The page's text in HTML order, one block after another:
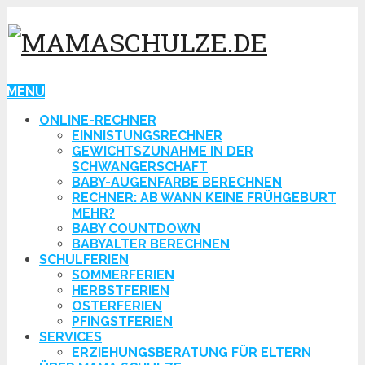
MENU
ONLINE-RECHNER
EINNISTUNGSRECHNER
GEWICHTSZUNAHME IN DER
SCHWANGERSCHAFT
BABY-AUGENFARBE BERECHNEN
RECHNER: AB WANN KEINE FRÜHGEBURT
MEHR?
BABY COUNTDOWN
BABYALTER BERECHNEN
SCHULFERIEN
SOMMERFERIEN
HERBSTFERIEN
OSTERFERIEN
PFINGSTFERIEN
SERVICES
ERZIEHUNGSBERATUNG FÜR ELTERN